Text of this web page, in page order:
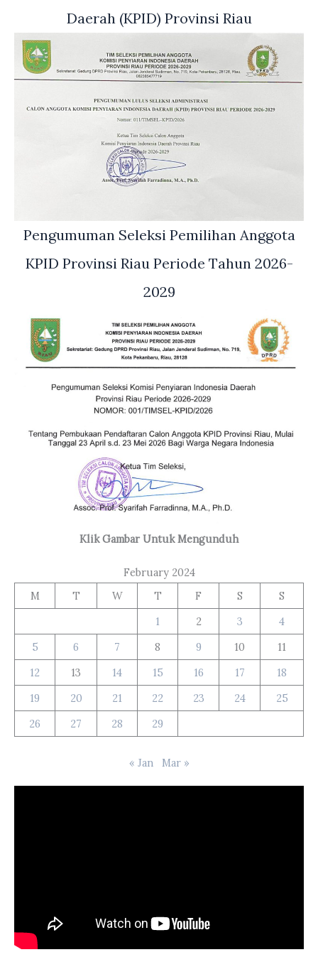
Daerah (KPID) Provinsi Riau
Pengumuman Seleksi Pemilihan Anggota
KPID Provinsi Riau Periode Tahun 2026-
2029
Klik Gambar Untuk Mengunduh
February 2024
M
T W T F S
S
1
2 3
4
5
6 7 8 9 10
11
12
13 14 15 16 17
18
19
20 21 22 23 24
25
26
27 28 29
« Jan Mar »